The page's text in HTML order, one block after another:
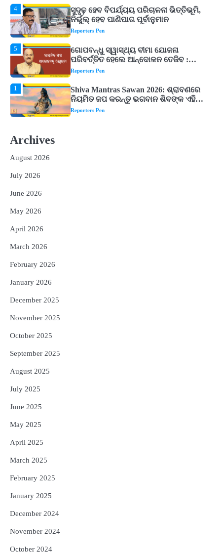
4
ସୁଦୃଢ଼ ହେବ ବିପର୍ଯ୍ୟୟ ପରିଚାଳନା ଭିତ୍ତିଭୂମି,
ନିର୍ଭୁଲ୍ ହେବ ପାଣିପାଗ ପୂର୍ବାନୁମାନ
Reporters Pen
5
ଗୋପବନ୍ଧୁ ସ୍ୱାସ୍ଥ୍ୟ ବୀମା ଯୋଜନା
ପରିବର୍ତ୍ତିତ ହେଲେ ଆନ୍ଦୋଳନ ତେଜିବ :
ଉତ୍କଳ ସାମ୍ବାଦିକ ସଂଘ
Reporters Pen
1
Shiva Mantras Sawan 2026: ଶ୍ରାବଣରେ
ନିୟମିତ ଜପ କରନ୍ତୁ ଭଗବାନ ଶିବଙ୍କ ଏହି
୩ଟି ଶକ୍ତିଶାଳୀ ମନ୍ତ୍ର, ଦୂର ହୋଇପାରେ
ଆର୍ଥିକ ସଙ୍କଟ
Reporters Pen
5
Archives
August 2026
July 2026
June 2026
May 2026
April 2026
March 2026
February 2026
January 2026
December 2025
November 2025
October 2025
September 2025
August 2025
July 2025
June 2025
May 2025
April 2025
March 2025
February 2025
January 2025
December 2024
November 2024
October 2024